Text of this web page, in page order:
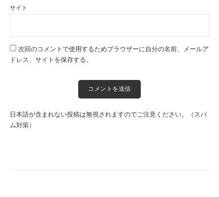
サイト
次回のコメントで使用するためブラウザーに自分の名前、メールア
ドレス、サイトを保存する。
日本語が含まれない投稿は無視されますのでご注意ください。（スパ
ム対策）